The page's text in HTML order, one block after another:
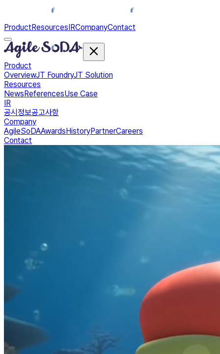
ProductResourcesIRCompanyContact
Product
OverviewJT FoundryJT Solution
Resources
NewsReferencesUse Case
IR
공시정보공고사항
Company
AgileSoDAAwardsHistoryPartnerCareers
Contact